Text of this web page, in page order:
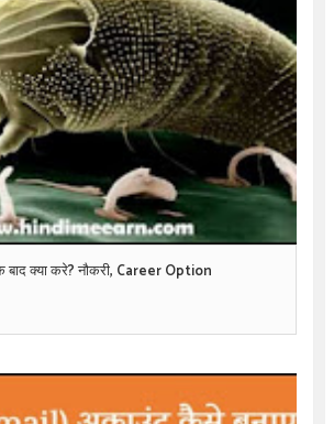
बाद क्या करे? नौकरी, Career Option